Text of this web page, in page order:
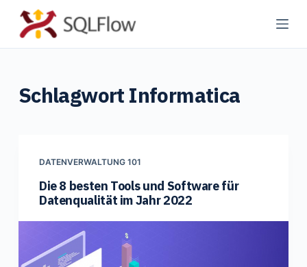
Z
u
Schlagwort Informatica
DATENVERWALTUNG 101
Die 8 besten Tools und Software für
Datenqualität im Jahr 2022